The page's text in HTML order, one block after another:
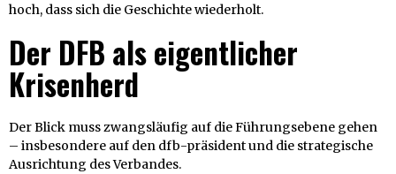
hoch, dass sich die Geschichte wiederholt.
Der DFB als eigentlicher
Krisenherd
Der Blick muss zwangsläufig auf die Führungsebene gehen
– insbesondere auf den dfb-präsident und die strategische
Ausrichtung des Verbandes.